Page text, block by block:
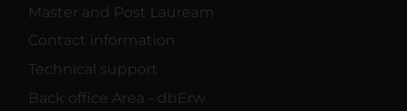
Master and Post Lauream
Contact information
Technical support
Back office Area - dbErw